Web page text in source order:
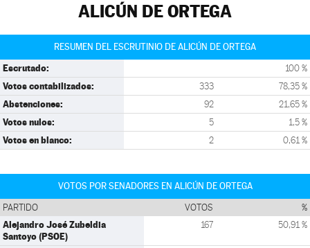
ALICÚN DE ORTEGA
RESUMEN DEL ESCRUTINIO DE ALICÚN DE ORTEGA
Escrutado: 100 %
Votos contabilizados: 333 78,35 %
Abstenciones: 92 21,65 %
Votos nulos: 5 1,5 %
Votos en blanco: 2 0,61 %
VOTOS POR SENADORES EN ALICÚN DE ORTEGA
PARTIDO VOTOS %
Alejandro José Zubeldia
Santoyo (PSOE)
167 50,91 %